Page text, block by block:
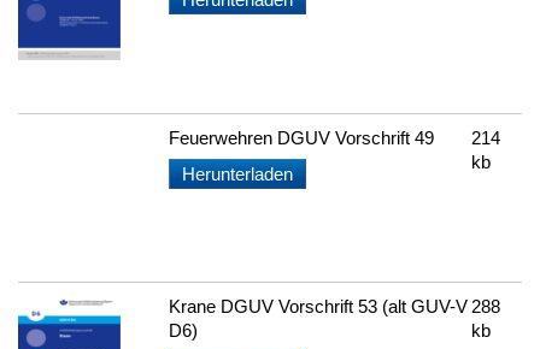
Feuerwehren DGUV Vorschrift 49
Herunterladen
214
kb
Krane DGUV Vorschrift 53 (alt GUV-V
D6)
288
kb